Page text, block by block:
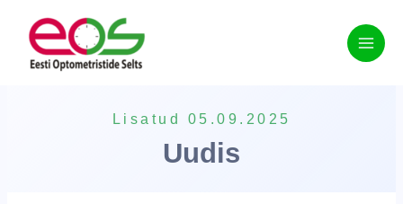
content
Lisatud 05.09.2025
Uudis